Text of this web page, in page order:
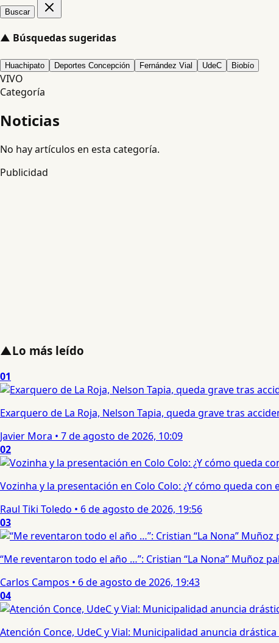
Buscar
▲ Búsquedas sugeridas
Huachipato Deportes Concepción Fernández Vial UdeC Biobío
VIVO
Categoría
Noticias
No hay artículos en esta categoría.
Publicidad
▲Lo más leído
01
Exarquero de La Roja, Nelson Tapia, queda grave tras
Javier Mora • 7 de agosto de 2026, 10:09
02
Vozinha y la presentación en Colo Colo: ¿Y cómo queda
Raul Tiki Toledo • 6 de agosto de 2026, 19:56
03
“Me reventaron todo el año …”: Cristian “La Nona” Muñoz
Carlos Campos • 6 de agosto de 2026, 19:43
04
Atención Conce, UdeC y Vial: Municipalidad anuncia